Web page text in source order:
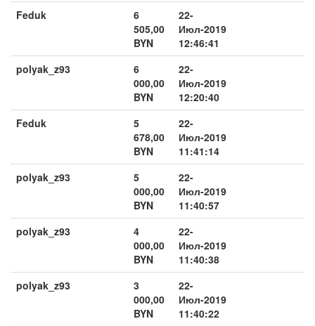
Feduk
6
505,00
BYN
22-
Июл-2019
12:46:41
polyak_z93
6
000,00
BYN
22-
Июл-2019
12:20:40
Feduk
5
678,00
BYN
22-
Июл-2019
11:41:14
polyak_z93
5
000,00
BYN
22-
Июл-2019
11:40:57
polyak_z93
4
000,00
BYN
22-
Июл-2019
11:40:38
polyak_z93
3
000,00
BYN
22-
Июл-2019
11:40:22